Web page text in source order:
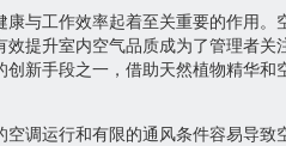
与工作效率起着至关重要的作用。
提升室内空气品质成为了管理者
新手段之一，借助天然植物精华和
空调运行和有限的通风条件容易导